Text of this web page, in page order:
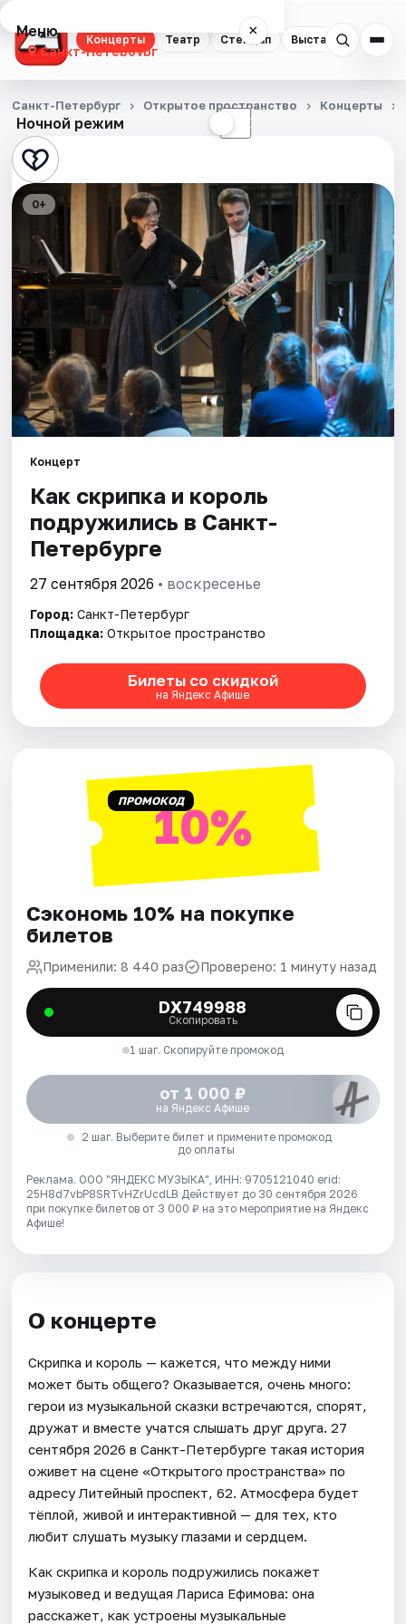
Концерты Театр Стендап Выставки
Меню ×
Санкт-Петербург
Концерты
Театр
Стендап
Квесты
Экскурсии
Спорт
События
Площадки
Артисты
Рейтинги
Ночной режим ☾
Санкт-Петербург Открытое пространство Концерты
0+
Концерт
Как скрипка и король
подружились в Санкт-
Петербурге
27 сентября 2026 • воскресенье
Город: Санкт-Петербург
Площадка: Открытое пространство
Билеты со скидкой
на Яндекс Афише
ПРОМОКОД10%
Сэкономь 10% на покупке
билетов
Применили: 8 440 раз Проверено: 1 минуту назад
DX749988
Скопировать
1 шаг. Скопируйте промокод
от 1 000 ₽
на Яндекс Афише
2 шаг. Выберите билет и примените промокод
до оплаты
Реклама. ООО "ЯНДЕКС МУЗЫКА", ИНН: 9705121040 erid:
25H8d7vbP8SRTvHZrUcdLB Действует до 30 сентября 2026
при покупке билетов от 3 000 ₽ на это мероприятие на Яндекс
Афише!
О концерте
Скрипка и король — кажется, что между ними
может быть общего? Оказывается, очень много:
герои из музыкальной сказки встречаются, спорят,
дружат и вместе учатся слышать друг друга. 27
сентября 2026 в Санкт-Петербурге такая история
оживет на сцене «Открытого пространства» по
адресу Литейный проспект, 62. Атмосфера будет
тёплой, живой и интерактивной — для тех, кто
любит слушать музыку глазами и сердцем.
Как скрипка и король подружились покажет
музыковед и ведущая Лариса Ефимова: она
расскажет, как устроены музыкальные